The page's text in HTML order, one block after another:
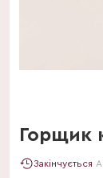
Горщик
Закінчується